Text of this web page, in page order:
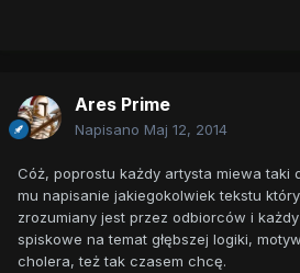
Ares Prime
Napisano Maj 12, 2014
Cóż, poprostu każdy artysta miewa taki
mu napisanie jakiegokolwiek tekstu
zrozumiany jest przez odbiorców i
spiskowe na temat głębszej logiki,
cholera, też tak czasem chcę.